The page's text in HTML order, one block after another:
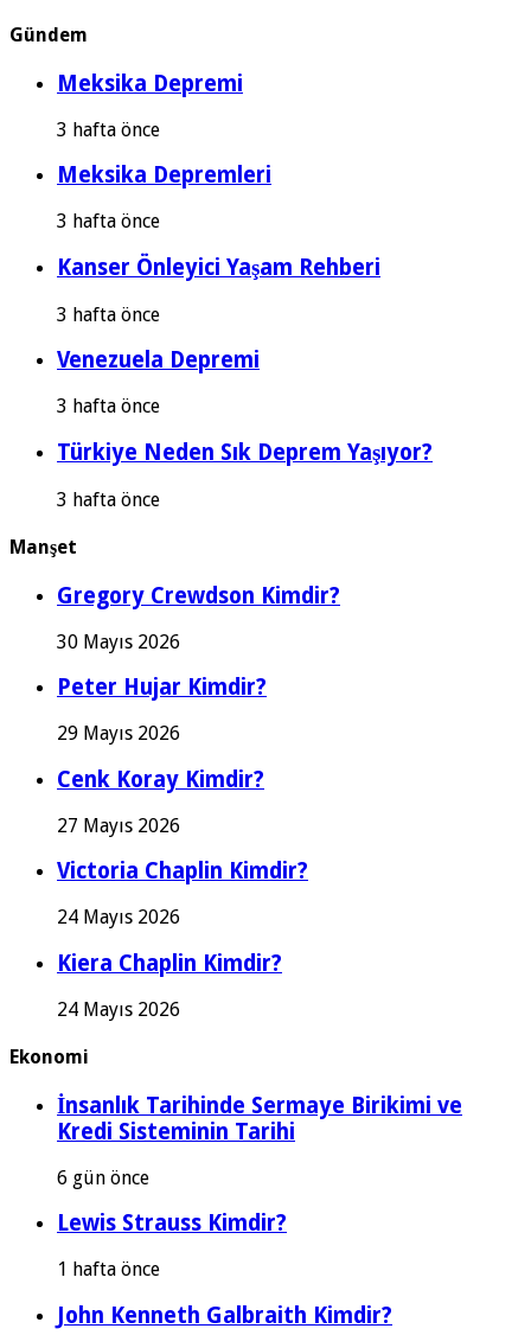
Gündem
Meksika Depremi
3 hafta önce
Meksika Depremleri
3 hafta önce
Kanser Önleyici Yaşam Rehberi
3 hafta önce
Venezuela Depremi
3 hafta önce
Türkiye Neden Sık Deprem Yaşıyor?
3 hafta önce
Manşet
Gregory Crewdson Kimdir?
30 Mayıs 2026
Peter Hujar Kimdir?
29 Mayıs 2026
Cenk Koray Kimdir?
27 Mayıs 2026
Victoria Chaplin Kimdir?
24 Mayıs 2026
Kiera Chaplin Kimdir?
24 Mayıs 2026
Ekonomi
İnsanlık Tarihinde Sermaye Birikimi ve
Kredi Sisteminin Tarihi
6 gün önce
Lewis Strauss Kimdir?
1 hafta önce
John Kenneth Galbraith Kimdir?